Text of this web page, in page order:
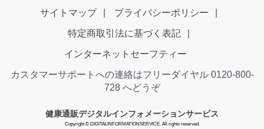
サイトマップ プライバシーポリシー
特定商取引法に基づく表記
インターネットセーフティー
カスタマーサポートへの連絡はフリーダイヤル 0120-800-
728 へどうぞ
健康通販デジタルインフォメーションサービス
Copyright © DIGITALINFORMATIONSERVICE. All rights reserved.